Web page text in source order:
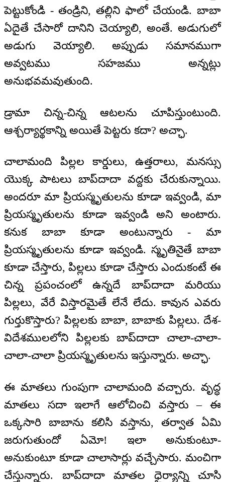
పెట్టుకోండి - తండ్రిని, తల్లిని ఫాలో చేయండి. బాబా
ఏదైతే చేసారో దానిని చెయ్యాలి, అంతే. అడుగులో
అడుగు వెయ్యాలి. అప్పుడు సమానముగా
అవ్వటము సహజము అన్నట్లు
అనుభవమవుతుంది.
డ్రామా చిన్న-చిన్న ఆటలను చూపిస్తుంటుంది.
ఆశ్చర్యార్థకాన్ని అయితే పెట్టరు కదా? అచ్ఛా.
చాలామంది పిల్లల కార్డులు, ఉత్తరాలు, మనస్సు
యొక్క పాటలు బాప్‌దాదా వద్దకు చేరుకున్నాయి.
అందరూ మా ప్రియస్మృతులను కూడా ఇవ్వండి, మా
ప్రియస్మృతులను కూడా ఇవ్వండి అని అంటారు.
కనుక బాబా కూడా అంటున్నారు - మా
ప్రియస్మృతులను కూడా ఇవ్వండి. స్మృతినైతే బాబా
కూడా చేస్తారు, పిల్లలు కూడా చేస్తారు ఎందుకంటే ఈ
చిన్న ప్రపంచంలో ఉన్నదే బాప్‌దాదా మరియు
పిల్లలు, వేరే విస్తారమైతే లేనే లేదు. కావున ఎవరు
గుర్తుకొస్తారు? పిల్లలకు బాబా, బాబాకు పిల్లలు. దేశ-
విదేశములలోని పిల్లలకు బాప్‌దాదా చాలా-చాలా-
చాలా-చాలా ప్రియస్మృతులను ఇస్తున్నారు. అచ్ఛా.
ఈ మాతలు గుంపుగా చాలామంది వచ్చారు. వృద్ధ
మాతలు సదా ఇలాగే ఆలోచించి వస్తారు – ఈ
ఒక్కసారి బాబాను కలిసి వస్తాను, తర్వాత ఏమి
జరుగుతుందో ఏమో! ఇలా అనుకుంటూ-
అనుకుంటూ కూడా చాలాసార్లు వచ్చేసారు. మంచిగా
చేస్తున్నారు. బాప్‌దాదా మాతల ధైర్యాన్ని చూసి